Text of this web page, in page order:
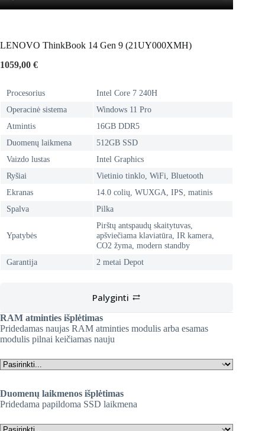
LENOVO ThinkBook 14 Gen 9 (21UY000XMH)
1059,00 €
Procesorius
Intel Core 7 240H
Operacinė sistema
Windows 11 Pro
Atmintis
16GB DDR5
Duomenų laikmena
512GB SSD
Vaizdo lustas
Intel Graphics
Ryšiai
Vietinio tinklo, WiFi, Bluetooth
Ekranas
14.0 colių, WUXGA, IPS, matinis
Spalva
Pilka
Ypatybės
Pirštų antspaudų skaitytuvas,
apšviečiama klaviatūra, IR kamera,
CO2 žyma, modern standby
Garantija
2 metai Depot
Palyginti
RAM atminties išplėtimas
Pridedamas naujas RAM atminties modulis arba esamas
modulis pilnai keičiamas nauju
Duomenų laikmenos išplėtimas
Pridedama papildoma SSD laikmena